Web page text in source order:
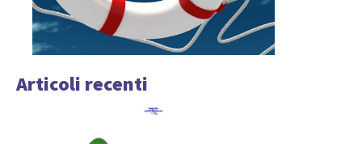
Articoli recenti